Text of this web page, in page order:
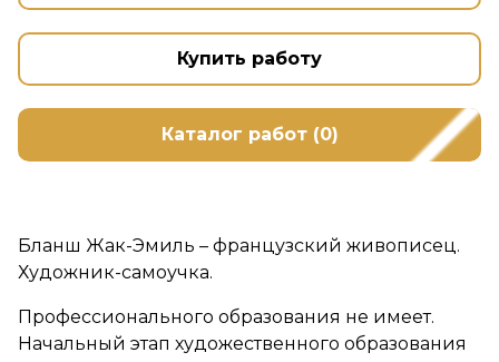
Купить работу
Каталог работ (0)
Бланш Жак-Эмиль – французский живописец.
Художник-самоучка.
Профессионального образования не имеет.
Начальный этап художественного образования